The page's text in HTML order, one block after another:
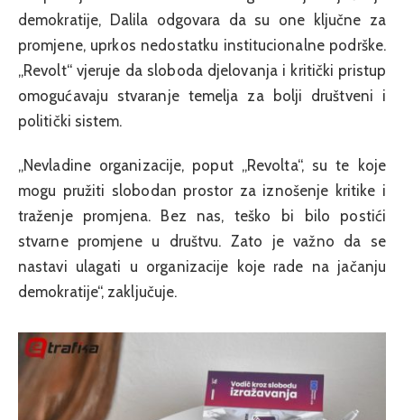
demokratije, Dalila odgovara da su one ključne za
promjene, uprkos nedostatku institucionalne podrške.
„Revolt“ vjeruje da sloboda djelovanja i kritički pristup
omogućavaju stvaranje temelja za bolji društveni i
politički sistem.
„Nevladine organizacije, poput „Revolta“, su te koje
mogu pružiti slobodan prostor za iznošenje kritike i
traženje promjena. Bez nas, teško bi bilo postići
stvarne promjene u društvu. Zato je važno da se
nastavi ulagati u organizacije koje rade na jačanju
demokratije“, zaključuje.